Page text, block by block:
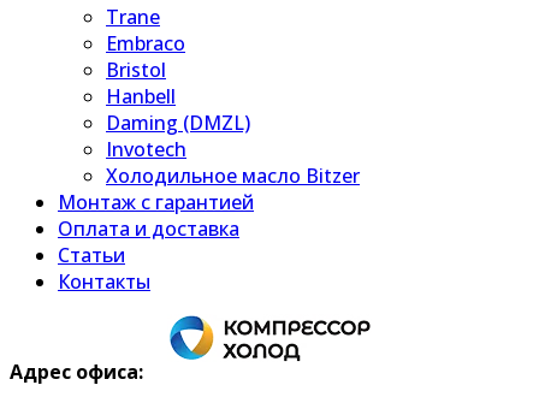
Trane
Embraco
Bristol
Hanbell
Daming (DMZL)
Invotech
Холодильное масло Bitzer
Монтаж с гарантией
Оплата и доставка
Статьи
Контакты
Адрес офиса: